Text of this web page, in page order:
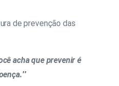
de prevenção das
acha que prevenir é
’’